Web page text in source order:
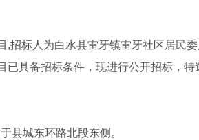
,招标人为白水县雷牙镇雷牙社区居民
具备招标条件，现进行公开招标，
县城东环路北段东侧。